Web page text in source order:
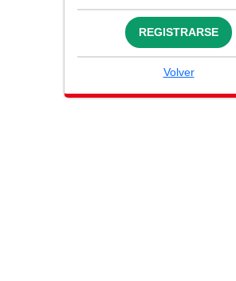
REGISTRARSE
Volver